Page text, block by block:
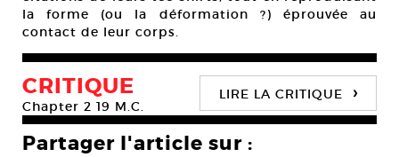
la forme (ou la déformation ?) éprouvée au
contact de leur corps.
CRITIQUE
Chapter 2 19 M.C.
LIRE LA CRITIQUE ›
Partager l'article sur :